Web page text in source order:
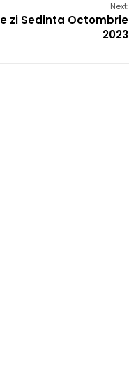
Next:
zi Sedinta Octombrie
2023